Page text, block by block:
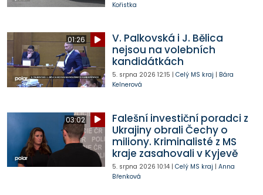
Kořistka
01:26
V. Palkovská i J. Bělica
nejsou na volebních
kandidátkách
5. srpna 2026 12:15 | Celý MS kraj | Bára
Kelnerová
03:02
Falešní investiční poradci z
Ukrajiny obrali Čechy o
miliony. Kriminalisté z MS
kraje zasahovali v Kyjevě
5. srpna 2026 10:14| Celý MS kraj | Anna
Břenková